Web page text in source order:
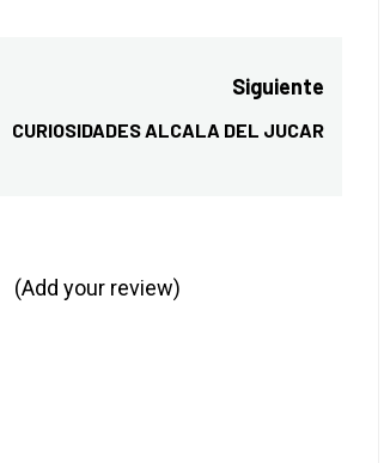
Siguiente
Entrada
CURIOSIDADES ALCALA DEL JUCAR
(Add your review)